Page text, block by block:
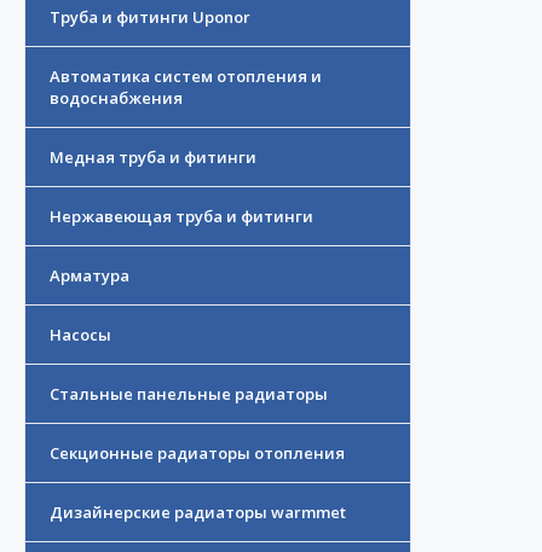
Труба и фитинги Uponor
Автоматика систем отопления и
водоснабжения
Медная труба и фитинги
Нержавеющая труба и фитинги
Арматура
Насосы
Стальные панельные радиаторы
Секционные радиаторы отопления
Дизайнерские радиаторы warmmet